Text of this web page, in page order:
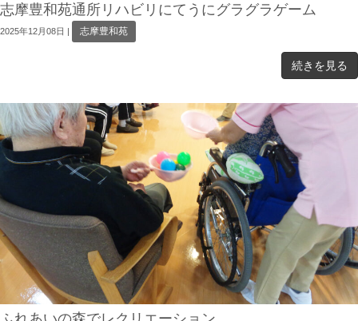
志摩豊和苑通所リハビリにてうにグラグラゲーム
2025年12月08日 | 志摩豊和苑
続きを見る